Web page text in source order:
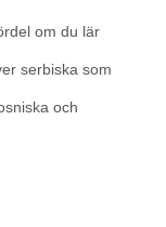
om du lär
serbiska som
och